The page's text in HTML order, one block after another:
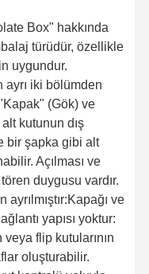
Box" hakkında
türüdür, özellikle
uygundur.
iki bölümden
(Gök) ve
kutunun dış
bir şapka gibi alt
Açılması ve
duygusu vardır.
ayrılmıştır:Kapağı ve
yapısı yoktur:
veya flip kutularının
oluşturabilir.